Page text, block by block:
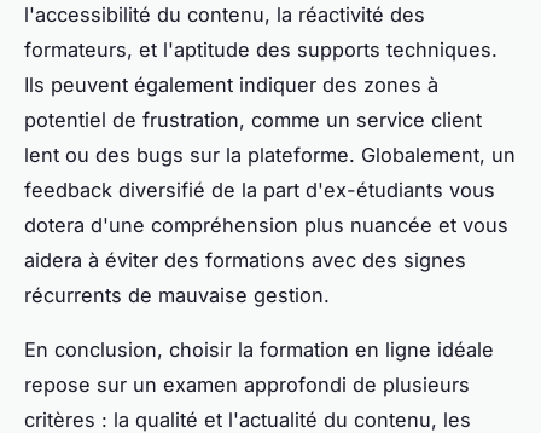
l'accessibilité du contenu, la réactivité des
formateurs, et l'aptitude des supports techniques.
Ils peuvent également indiquer des zones à
potentiel de frustration, comme un service client
lent ou des bugs sur la plateforme. Globalement, un
feedback diversifié de la part d'ex-étudiants vous
dotera d'une compréhension plus nuancée et vous
aidera à éviter des formations avec des signes
récurrents de mauvaise gestion.
En conclusion, choisir la formation en ligne idéale
repose sur un examen approfondi de plusieurs
critères : la qualité et l'actualité du contenu, les